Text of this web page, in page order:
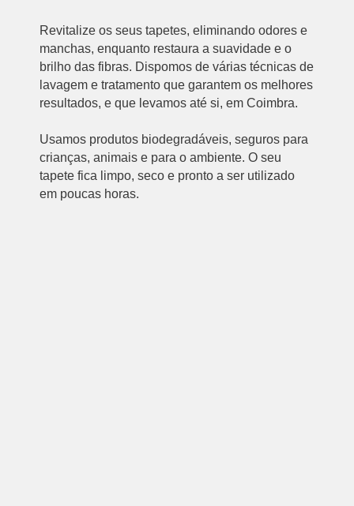
Revitalize os seus tapetes, eliminando odores e
manchas, enquanto restaura a suavidade e o
brilho das fibras. Dispomos de várias técnicas de
lavagem e tratamento que garantem os melhores
resultados, e que levamos até si, em Coimbra.
Usamos produtos biodegradáveis, seguros para
crianças, animais e para o ambiente. O seu
tapete fica limpo, seco e pronto a ser utilizado
em poucas horas.